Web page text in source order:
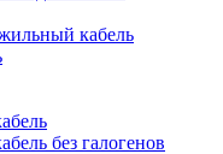
кабель
без галогенов